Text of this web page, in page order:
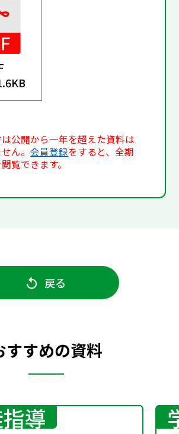
公開から一年を超えた資料は
ん。会員登録をすると、全期
覧できます。
戻る
すすめの資料
導